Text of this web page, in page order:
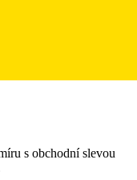
s obchodní slevou